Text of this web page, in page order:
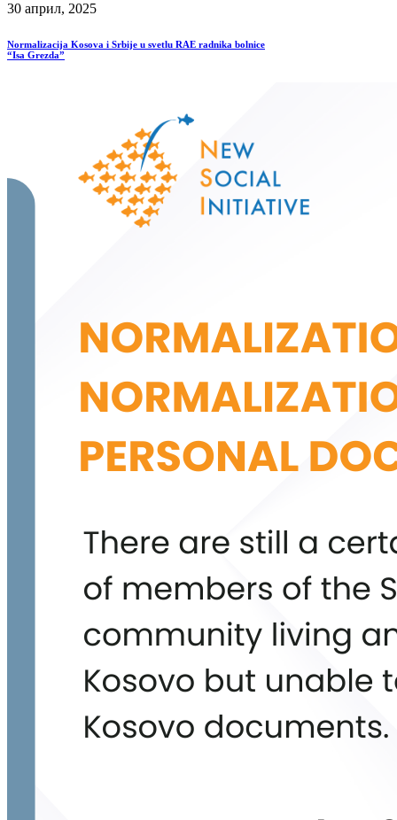
30 април, 2025
Normalizacija Kosova i Srbije u svetlu RAE radnika bolnice
“Isa Grezda”